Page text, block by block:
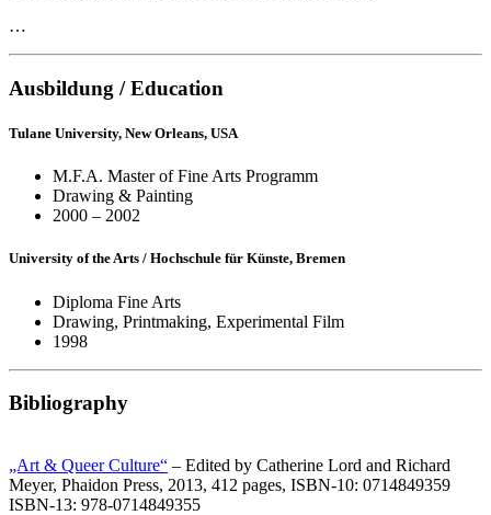
…
Ausbildung / Education
Tulane University, New Orleans, USA
M.F.A. Master of Fine Arts Programm
Drawing & Painting
2000 – 2002
University of the Arts / Hochschule für Künste, Bremen
Diploma Fine Arts
Drawing, Printmaking, Experimental Film
1998
Bibliography
„Art & Queer Culture“ – Edited by Catherine Lord and Richard
Meyer, Phaidon Press, 2013, 412 pages, ISBN-10: 0714849359
ISBN-13: 978-0714849355